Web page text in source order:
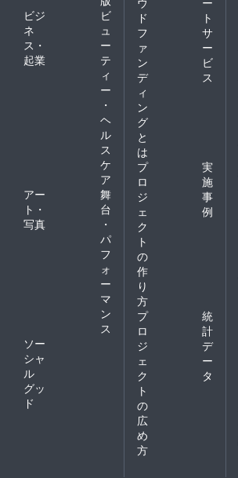
ビジ
ネ
ス・
起業
ビ
ュ
ー
テ
ィ
ー
・
ヘ
ル
ス
ケ
ア
アー
ト・
写真
舞
台
・
パ
フ
ォ
ー
マ
ン
ス
ソー
シャ
ル
グッ
ド
ド
フ
ァ
ン
デ
ィ
ン
グ
と
は
ト
サ
ー
ビ
ス
プ
ロ
ジ
ェ
ク
ト
の
作
り
方
実
施
事
例
プ
ロ
ジ
ェ
ク
ト
の
広
め
方
統
計
デ
ー
タ